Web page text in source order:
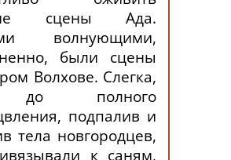
сцены Ада.
волнующими,
были сцены
Волхове. Слегка,
полного
подпалив и
тела новгородцев,
к саням,